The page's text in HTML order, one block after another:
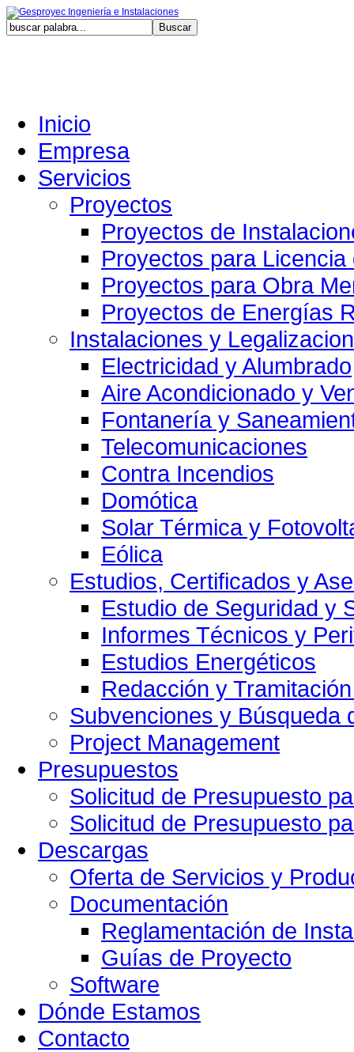
Inicio
Empresa
Servicios
Proyectos
Proyectos de
Proyectos para Licencia
Proyectos para Obra
Proyectos de Energías
Instalaciones y
Electricidad y Alumbrado
Aire Acondicionado y
Fontanería y
Telecomunicaciones
Contra Incendios
Domótica
Solar Térmica y
Eólica
Estudios, Certificados y
Estudio de Seguridad y
Informes Técnicos y
Estudios Energéticos
Redacción y
Subvenciones y Búsqueda
Project Management
Presupuestos
Solicitud de Presupuesto
Solicitud de Presupuesto
Descargas
Oferta de Servicios y
Documentación
Reglamentación de
Guías de Proyecto
Software
Dónde Estamos
Contacto